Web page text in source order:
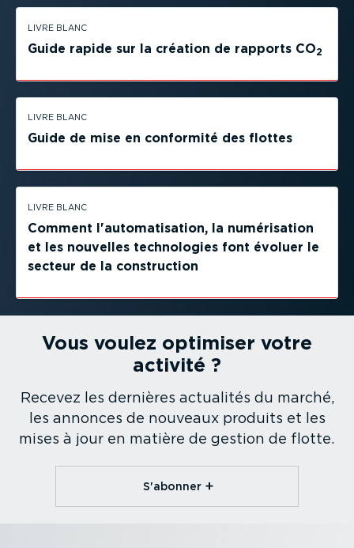
LIVRE BLANC
Guide rapide sur la création de rapports CO2
LIVRE BLANC
Guide de mise en conformité des flottes
LIVRE BLANC
Comment l'automa­ti­sation, la numéri­sation
et les nouvelles techno­logies font évoluer le
secteur de la construction
Vous voulez optimiser votre
activité ?
Recevez les dernières actualités du marché,
les annonces de nouveaux produits et les
mises à jour en matière de gestion de flotte.
S'abonner